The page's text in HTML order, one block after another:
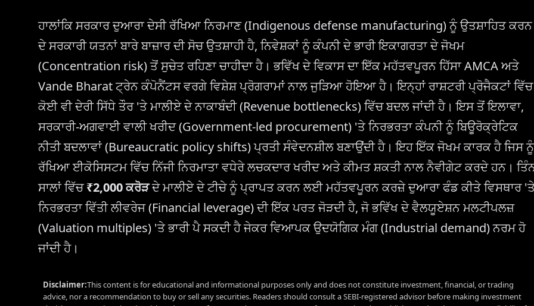
ਹਾਲਾਂਕਿ ਸਰਕਾਰ ਦੁਆਰਾ ਦੇਸੀ ਰੱਖਿਆ ਨਿਰਮਾਣ (Indigenous defense manufacturing) ਨੂੰ ਉਤਸ਼ਾਹਿਤ ਕਰਨ
ਦੇ ਸਰਕਾਰੀ ਯਤਨਾਂ ਬਾਰੇ ਬਾਜ਼ਾਰ ਦੀ ਸੋਚ ਉਤਸ਼ਾਹੀ ਹੈ, ਨਿਵੇਸ਼ਕਾਂ ਨੂੰ ਕੰਪਨੀ ਦੇ ਭਾਰੀ ਇਕਾਗਰਤਾ ਦੇ ਜੋਖਮ
(Concentration risk) ਤੋਂ ਸੁਚੇਤ ਰਹਿਣਾ ਚਾਹੀਦਾ ਹੈ। ਭਵਿੱਖ ਦੇ ਵਿਕਾਸ ਦਾ ਇੱਕ ਮਹੱਤਵਪੂਰਨ ਹਿੱਸਾ AMCA ਅਤੇ
Vande Bharat ਟ੍ਰੇਨ ਕੰਪੋਨੈਂਟਸ ਵਰਗੇ ਵਿਸ਼ੇਸ਼ ਪ੍ਰੋਗਰਾਮਾਂ ਨਾਲ ਜੁੜਿਆ ਹੋਇਆ ਹੈ। ਇਨ੍ਹਾਂ ਰਾਸ਼ਟਰੀ ਪ੍ਰੋਜੈਕਟਾਂ ਵਿੱਚ
ਕੋਈ ਵੀ ਦੇਰੀ ਸਿੱਧੇ ਤੌਰ 'ਤੇ ਮਾਲੀਏ ਦੇ ਨਾਕਾਬੰਦੀ (Revenue bottlenecks) ਵਿੱਚ ਬਦਲ ਜਾਂਦੀ ਹੈ। ਇਸ ਤੋਂ ਇਲਾਵਾ,
ਸਰਕਾਰੀ-ਅਗਵਾਈ ਵਾਲੀ ਖਰੀਦ (Government-led procurement) 'ਤੇ ਨਿਰਭਰਤਾ ਕੰਪਨੀ ਨੂੰ ਬਿਊਰੋਕ੍ਰੇਟਿਕ
ਨੀਤੀ ਬਦਲਾਵਾਂ (Bureaucratic policy shifts) ਪ੍ਰਤੀ ਸੰਵੇਦਨਸ਼ੀਲ ਬਣਾਉਂਦੀ ਹੈ। ਇਹ ਇੱਕ ਜੋਖਮ ਕਾਰਕ ਹੈ ਜਿਸ ਨੂੰ
ਰੱਖਿਆ ਈਕੋਸਿਸਟਮ ਵਿੱਚ ਨਿੱਜੀ ਨਿਰਮਾਤਾ ਵਧੇਰੇ ਲਚਕਦਾਰ ਖਰੀਦ ਅਤੇ ਕੀਮਤ ਸ਼ਕਤੀ ਨਾਲ ਨੈਵੀਗੇਟ ਕਰਦੇ ਹਨ।
ਸਾਲਾਂ ਵਿੱਚ₹2,000 ਕਰੋੜਦੇ ਮਾਲੀਏ ਦੇ ਟੀਚੇ ਨੂੰ ਪ੍ਰਾਪਤ ਕਰਨ ਲਈ ਮਹੱਤਵਪੂਰਨ ਕਰਜ਼ੇ ਦੁਆਰਾ ਫੰਡ ਕੀਤੇ ਵਿਸਥਾਰ
ਨਿਰਭਰਤਾ ਵਿੱਤੀ ਲੀਵਰੇਜ (Financial leverage) ਦੀ ਇੱਕ ਪਰਤ ਜੋੜਦੀ ਹੈ, ਜੋ ਭਵਿੱਖ ਦੇ ਵੈਲਯੂਏਸ਼ਨ ਮਲਟੀਪਲਜ਼
(Valuation multiples) 'ਤੇ ਭਾਰੀ ਪੈ ਸਕਦੀ ਹੈ ਜੇਕਰ ਵਿਆਪਕ ਉਦਯੋਗਿਕ ਮੰਗ (Industrial demand) ਨਰਮ ਹੋ
ਜਾਂਦੀ ਹੈ।
Disclaimer:This content is for educational and informational purposes only and does not constitute investment, financial, or trading
advice, nor a recommendation to buy or sell any securities. Readers should consult a SEBI-registered advisor before making investment